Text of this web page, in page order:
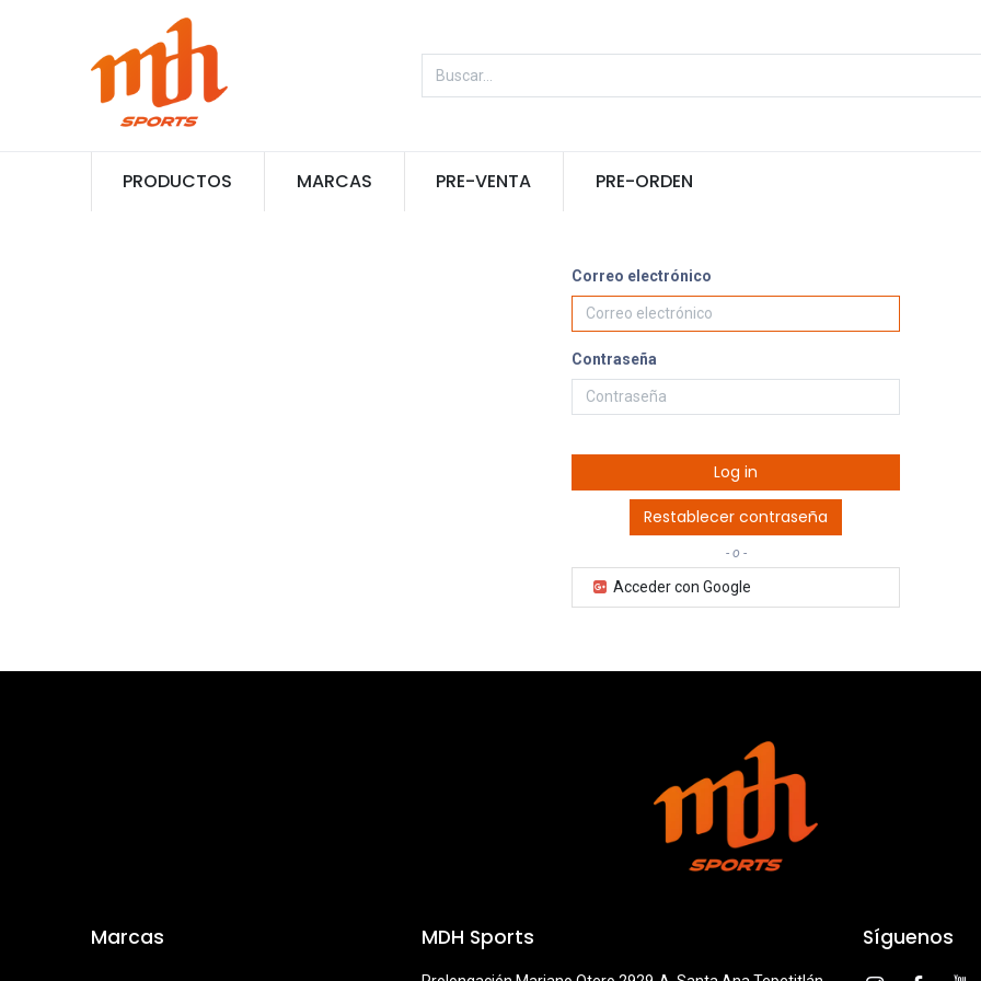
PRODUCTOS MARCAS PRE-VENTA PRE-ORDEN
Correo electrónico
Contraseña
Log in
Restablecer contraseña
- o -
Acceder con Google
Marcas MDH Sports Síguenos